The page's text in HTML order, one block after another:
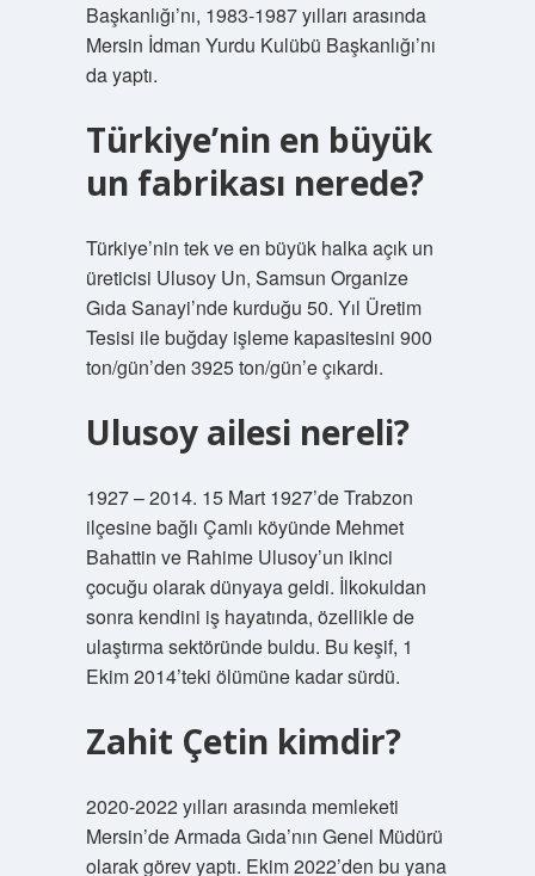
Başkanlığı’nı, 1983-1987 yılları arasında
Mersin İdman Yurdu Kulübü Başkanlığı’nı
da yaptı.
Türkiye’nin en büyük
un fabrikası nerede?
Türkiye’nin tek ve en büyük halka açık un
üreticisi Ulusoy Un, Samsun Organize
Gıda Sanayi’nde kurduğu 50. Yıl Üretim
Tesisi ile buğday işleme kapasitesini 900
ton/gün’den 3925 ton/gün’e çıkardı.
Ulusoy ailesi nereli?
1927 – 2014. 15 Mart 1927’de Trabzon
ilçesine bağlı Çamlı köyünde Mehmet
Bahattin ve Rahime Ulusoy’un ikinci
çocuğu olarak dünyaya geldi. İlkokuldan
sonra kendini iş hayatında, özellikle de
ulaştırma sektöründe buldu. Bu keşif, 1
Ekim 2014’teki ölümüne kadar sürdü.
Zahit Çetin kimdir?
2020-2022 yılları arasında memleketi
Mersin’de Armada Gıda’nın Genel Müdürü
olarak görev yaptı. Ekim 2022’den bu yana